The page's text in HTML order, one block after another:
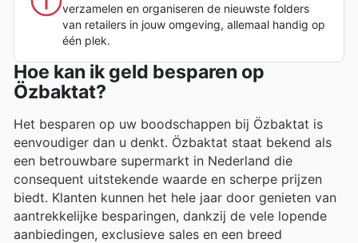
verzamelen en organiseren de nieuwste folders
van retailers in jouw omgeving, allemaal handig op
één plek.
Hoe kan ik geld besparen op
Özbaktat?
Het besparen op uw boodschappen bij Özbaktat is
eenvoudiger dan u denkt. Özbaktat staat bekend als
een betrouwbare supermarkt in Nederland die
consequent uitstekende waarde en scherpe prijzen
biedt. Klanten kunnen het hele jaar door genieten van
aantrekkelijke besparingen, dankzij de vele lopende
aanbiedingen, exclusieve sales en een breed